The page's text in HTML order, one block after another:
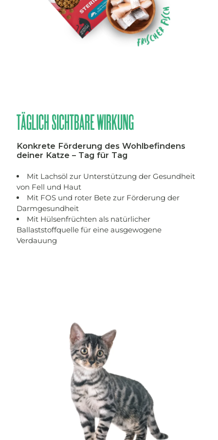
TÄGLICH SICHTBARE WIRKUNG
Konkrete Förderung des Wohlbefindens
deiner Katze – Tag für Tag
Mit Lachsöl zur Unterstützung der Gesundheit
von Fell und Haut
Mit FOS und roter Bete zur Förderung der
Darmgesundheit
Mit Hülsenfrüchten als natürlicher
Ballaststoffquelle für eine ausgewogene
Verdauung